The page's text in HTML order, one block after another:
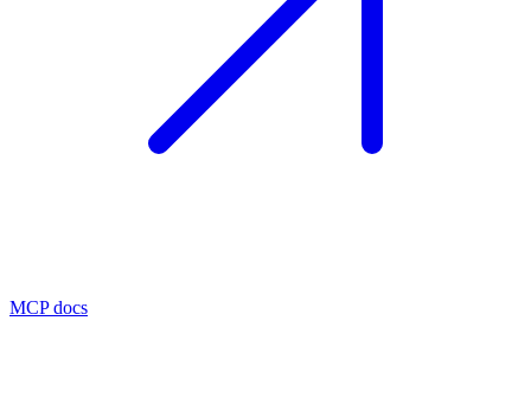
MCP docs